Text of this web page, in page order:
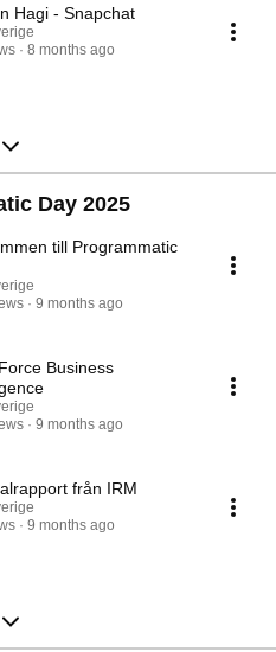
Hagi - Snapchat
8 months ago
Day 2025
till Programmatic
9 months ago
Business
9 months ago
från IRM
9 months ago